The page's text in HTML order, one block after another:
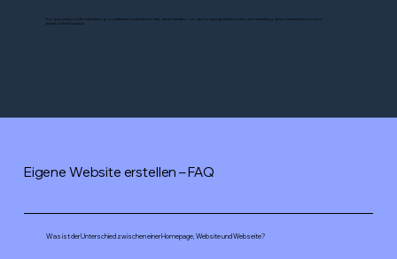
Hol dir professionelle Unterstützung von erfahrenen Fachleuten bei allen deinen Schritten – von der Homepage Erstellung über die Vermarktung deines Unternehmens bis hin zu
deinem Online-Wachstum.
Eigene Website erstellen – FAQ
Was ist der Unterschied zwischen einer Homepage, Website und Webseite?